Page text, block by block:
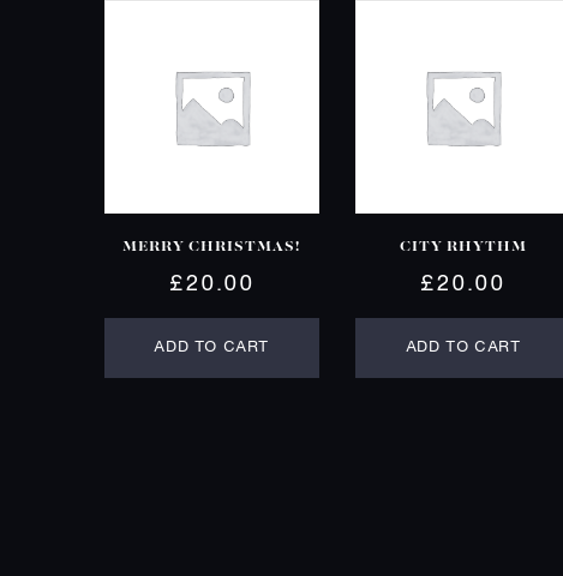
MERRY CHRISTMAS!
£20.00
ADD TO CART
CITY RHYTHM
£20.00
ADD TO CART